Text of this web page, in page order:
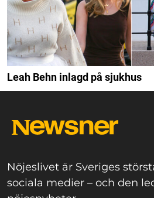
Leah Behn inlagd på sjukhus
Nöjeslivet är Sveriges
sociala medier – och den